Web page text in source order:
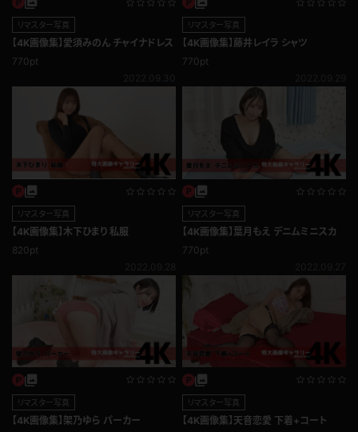
リマスター写真
【4K画像集】愛須みのん チャイナドレス
770pt
リマスター写真
【4K画像集】藤井レイラ シャツ
770pt
リマスター写真
【4K画像集】木下ひまり 私服
820pt
リマスター写真
【4K画像集】葉月もえ デニムミニスカ
770pt
リマスター写真
【4K画像集】架乃ゆら パーカー
リマスター写真
【4K画像集】天音恋愛 下着+コート